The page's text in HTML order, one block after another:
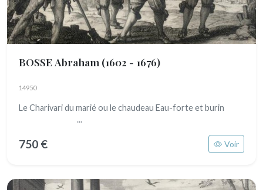
BOSSE Abraham (1602 - 1676)
14950
Le Charivari du marié ou le chaudeau Eau-forte et burin
...
750 € Voir